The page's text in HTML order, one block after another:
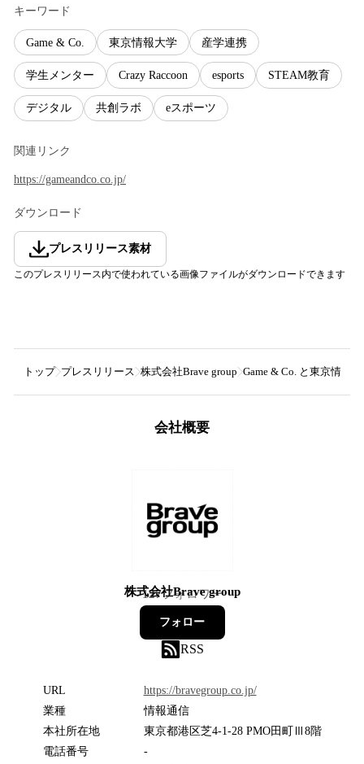
キーワード
Game & Co. 東京情報大学 産学連携
学生メンター Crazy Raccoon esports STEAM教育
デジタル 共創ラボ eスポーツ
関連リンク
https://gameandco.co.jp/
ダウンロード
プレスリリース素材
このプレスリリース内で使われている画像ファイルがダウンロードできます
トップ プレスリリース 株式会社Brave group Game & Co. と東京情報
会社概要
株式会社Brave group
127フォロワー
フォロー
RSS
URL
https://bravegroup.co.jp/
業種
情報通信
本社所在地
東京都港区芝4-1-28 PMO田町Ⅲ8階
電話番号
-